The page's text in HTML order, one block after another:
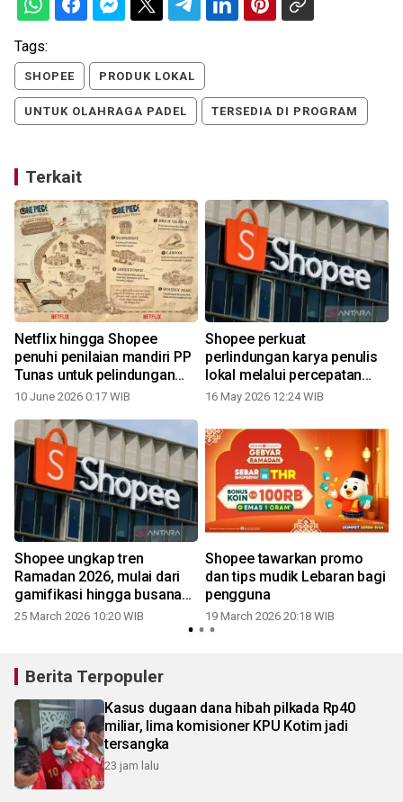
Tags:
SHOPEE PRODUK LOKAL
UNTUK OLAHRAGA PADEL TERSEDIA DI PROGRAM
Terkait
Netflix hingga Shopee
penuhi penilaian mandiri PP
Tunas untuk pelindungan
anak
10 June 2026 0:17 WIB
Shopee perkuat
perlindungan karya penulis
lokal melalui percepatan
penanganan buku bajakan
16 May 2026 12:24 WIB
Shopee ungkap tren
Ramadan 2026, mulai dari
gamifikasi hingga busana
muslim
25 March 2026 10:20 WIB
Shopee tawarkan promo
dan tips mudik Lebaran bagi
pengguna
19 March 2026 20:18 WIB
Berita Terpopuler
Kasus dugaan dana hibah pilkada Rp40
miliar, lima komisioner KPU Kotim jadi
tersangka
23 jam lalu